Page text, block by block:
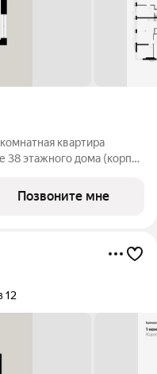
квартира
38 этажного дома (корпус
стадион» и 20
Позвоните мне
12